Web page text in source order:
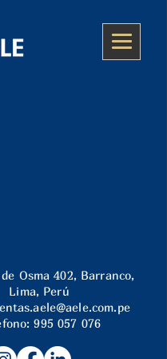
Osma 402, Barranco,
Lima, Perú
995 057 076